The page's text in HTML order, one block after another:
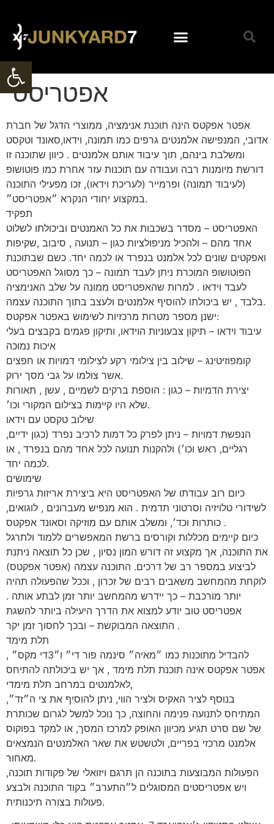
Open toolbar
אפטריסט
אפטר אפקטס הינה תוכנת אנימציה, ממוצרי הדגל של חברת
אדובי, המנפישה אלמנטים גרפים כמו תמונה, וידאו,סאונד וטקסט
ומשלבת בינהם, תוך עיבוד אותם אלמנטים . כיוון שתוכנה זו
דורשת מיומנות רבה ועבודה עם תוכנות עזר אחרת כמו פוטושופ
(לעיבוד תמונה) ופרמייר (לעריכת וידאו), זכו מפעילי התוכנה
במקצוע יחודי הנקרא ״אפטריסט״.
תפקיד
האפטריסט – מסדר בשכבות את כל האמנטים וביכולתו לשלוט
אחד מהם – ולהכיל מניפולציות כגון – תנועה , סיבוב ,שקיפות
ואפקטים שונים לכל אלמנט בנפרד או לכמה יחד. כשם שבתוכנת
הפוטושופ המוכרת ניתן לעבד תמונה – כך מסוגל האפטריסט
לעבד וידאו . למרות שהאפטריסט ממונה על שלב האנימציה
בלבד , יש ביכולתו להוסיף אלמנטים ולעצב בתוך התוכנה עצמה.
ישנן מספר מטרות מרכזיות לשימוש באפטר אפקטס:
עיבוד וידאו – תיקון צבעוניות הוידאו, ותיקון פגמים בקבצים בעלי
איכות נמוכה
קומפוזיטינג – שילוב בין צילומי רקע לצילומי דמויות או חפצים
אשר צולמו על גבי מסך ירוק.
יצירת הדמיות – כגון : הוספת ברקים לשמיים , עשן , תאורות
שלא היו קיימות בצילום המקורי וכו׳.
שילוב טקסט עם וידאו
הנפשת דמויות – ניתן לפרק כל דמות לרכיב נפרד (כגון ידיים,
רגליים, ראש וכו׳) ולהקנות תנועה לכל אחד מהם בנפרד , או
לכמה יחד.
שימושים
כיום רוב עבודתו של האפטריסט היא ביצירת אריזות גרפיות
לשידורי טלויזיה וסרטוני תדמית . הוא מנפיש מעברונים , לוגואים,
כותרות וכד׳, ומשלב אותם עם מוזיקה וסאונד אפקטס .
כיום קיימים מכללות וקורסים ברשת המאפשרים ללמוד ולתרגל
את התוכנה, אך מקצוע זה דורש המון נסיון , שכן כל תוצאה ניתנת
לביצוע במספר רב של דרכים. התוכנה עצמה (אפטר אפקטס)
לוקחת מהמחשב משאבים רבים של זכרון , וככל שהפעולה תהיה
יותר מורכבת – כך יידרש מהמחשב יותר זמן לבתע אותה .
אפטריסט טוב יודע למצוא את הדרך היעילה ביותר להשגת
התוצאה המבוקשת – ובכך לחסוך זמן יקר .
תלת מימד
להבדיל מתוכנות כמו ״מאיה״ סינמה פור די״ ו״3די מקס״ ,
אפטר אפקטס אינה תוכנת תלת מימד , אך יש ביכולתה להתיחס
לאלמנטים במרחב תלת מימדי,
בנוסף לציר האקיס ולציר הווי, ניתן להוסיף את צי ה״זד״,
המתיחס לתנועה פנימה והחוצה, כך נוכל למשל לגרום שכותרת
של שם סרט תגיע מכיוון האופק למרכז המסך, או למקד בפוקוס
אלמנט מרכזי בפריים, ולטשטש את שאר האלמנטים הנמצאים
מאחור.
הפעולות המבוצעות בתוכנה הן תרגם ויזואלי של פקודות תוכנה,
ויש אפטריסטים המסוגלים ל״התערב״ בקוד התוכנה ולבצע
פעולות בצורה תיכנותית.